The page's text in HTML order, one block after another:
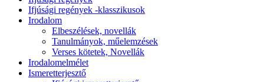
Ifjúsági regények -klasszikusok
Irodalom
Elbeszélések, novellák
Tanulmányok, műelemzések
Verses kötetek, Novellák
Irodalomelmélet
Ismeretterjesztő